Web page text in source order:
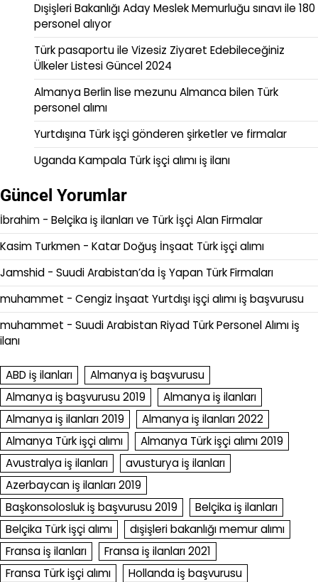
Dışişleri Bakanlığı Aday Meslek Memurluğu sınavı ile 180
personel alıyor
Türk pasaportu ile Vizesiz Ziyaret Edebileceğiniz
Ülkeler Listesi Güncel 2024
Almanya Berlin lise mezunu Almanca bilen Türk
personel alımı
Yurtdışına Türk işçi gönderen şirketler ve firmalar
Uganda Kampala Türk işçi alımı iş ilanı
Güncel Yorumlar
İbrahim - Belçika iş ilanları ve Türk İşçi Alan Firmalar
Kasim Turkmen - Katar Doğuş İnşaat Türk işçi alımı
Jamshid - Suudi Arabistan’da İş Yapan Türk Firmaları
muhammet - Cengiz İnşaat Yurtdışı işçi alımı iş başvurusu
muhammet - Suudi Arabistan Riyad Türk Personel Alımı iş
ilanı
ABD iş ilanları
Almanya iş başvurusu
Almanya iş başvurusu 2019
Almanya iş ilanları
Almanya iş ilanları 2019
Almanya iş ilanları 2022
Almanya Türk işçi alımı
Almanya Türk işçi alımı 2019
Avustralya iş ilanları
avusturya iş ilanları
Azerbaycan iş ilanları 2019
Başkonsolosluk iş başvurusu 2019
Belçika iş ilanları
Belçika Türk işçi alımı
dışişleri bakanlığı memur alımı
Fransa iş ilanları
Fransa iş ilanları 2021
Fransa Türk işçi alımı
Hollanda iş başvurusu